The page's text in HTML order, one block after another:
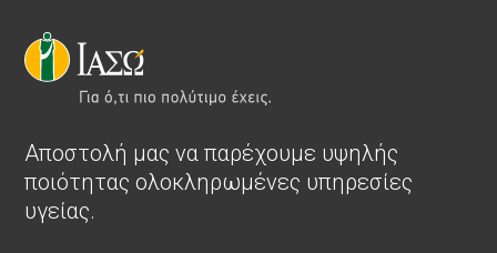
Αποστολή μας να παρέχουμε υψηλής
ποιότητας ολοκληρωμένες υπηρεσίες
υγείας.